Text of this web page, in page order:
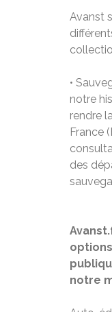
Avanst
•
notre
rendre
France
des
notre